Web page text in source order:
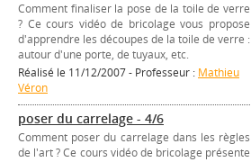
Comment finaliser la pose de la toile de verre
? Ce cours vidéo de bricolage vous propose
d'apprendre les découpes de la toile de verre :
autour d'une porte, de tuyaux, etc.
Réalisé le 11/12/2007 - Professeur : Mathieu
Véron
poser du carrelage - 4/6
Comment poser du carrelage dans les règles
de l'art ? Ce cours vidéo de bricolage présente